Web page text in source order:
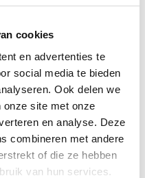
cookies
en advertenties te
social media te bieden
Ook delen we
onze site met onze
en analyse. Deze
combineren met andere
of die ze hebben
van hun services.
Castle ruins of
farms and
...